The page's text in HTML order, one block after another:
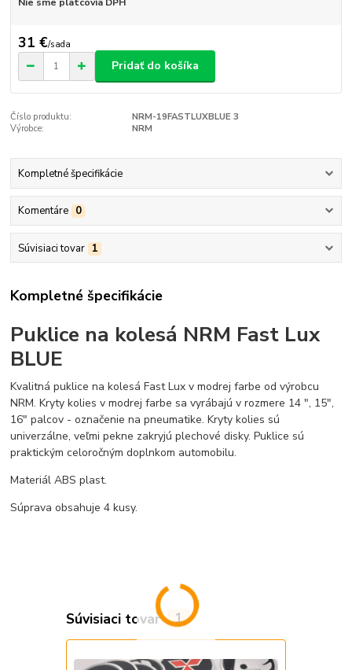
Nie sme platcovia DPH
31 €/sada
Pridať do košíka
Číslo produktu:
NRM-19FASTLUXBLUE 3
Výrobce:
NRM
Kompletné špecifikácie
Komentáre 0
Súvisiaci tovar 1
Kompletné špecifikácie
Puklice na kolesá NRM Fast Lux
BLUE
Kvalitná puklice na kolesá Fast Lux v modrej farbe od výrobcu
NRM. Kryty kolies v modrej farbe sa vyrábajú v rozmere 14 ", 15",
16" palcov - označenie na pneumatike. Kryty kolies sú
univerzálne, veľmi pekne zakryjú plechové disky. Puklice sú
praktickým celoročným doplnkom automobilu.
Materiál ABS plast.
Súprava obsahuje 4 kusy.
Súvisiaci tovar 1